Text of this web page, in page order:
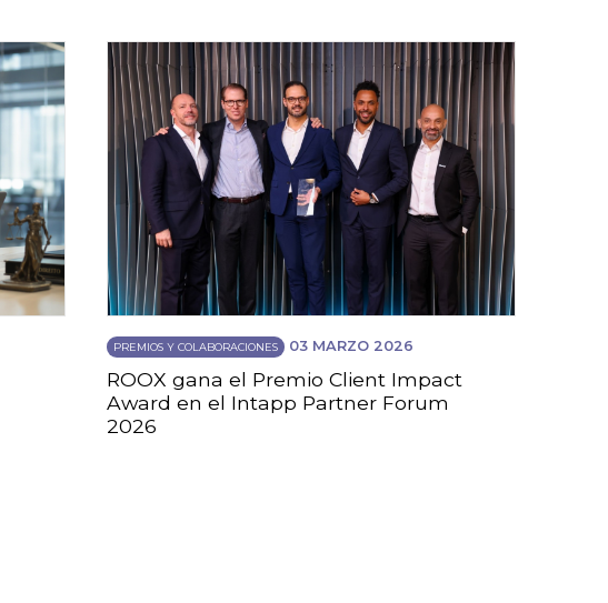
PREMIOS Y COLABORACIONES 03 MARZO 2026
ROOX gana el Premio Client Impact
Award en el Intapp Partner Forum
2026